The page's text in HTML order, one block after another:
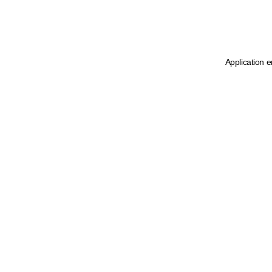
Application